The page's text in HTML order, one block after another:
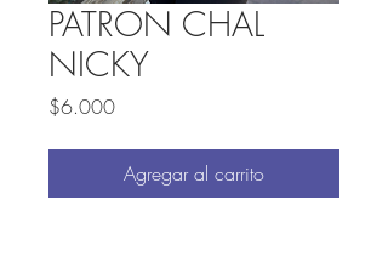
PATRON CHAL
NICKY
$6.000Precio
Agregar al carrito